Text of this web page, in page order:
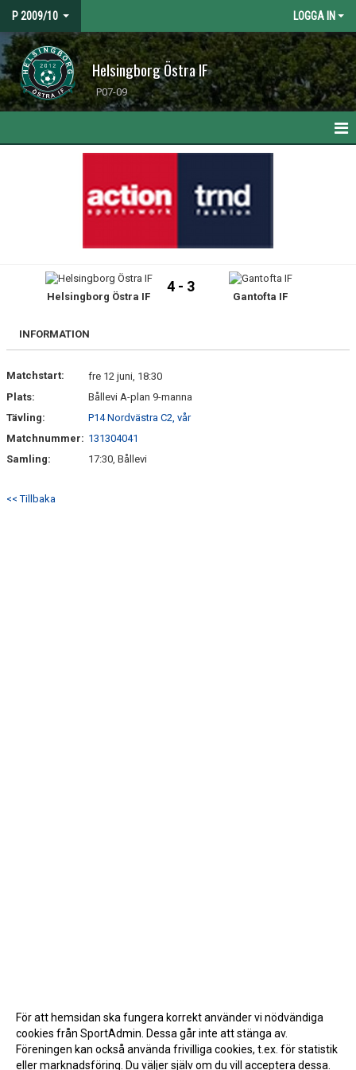
P 2009/10 LOGGA IN
Helsingborg Östra IF
P07-09
TRUPPEN
BILDGALLERI
Helsingborg Östra IF
4 - 3
Gantofta IF
INFORMATION
Matchstart:
fre 12 juni, 18:30
Plats:
Bållevi A-plan 9-manna
Tävling:
P14 Nordvästra C2, vår
Matchnummer: 131304041
Samling:
17:30, Bållevi
<< Tillbaka
För att hemsidan ska fungera korrekt använder vi nödvändiga
cookies från SportAdmin. Dessa går inte att stänga av.
Föreningen kan också använda frivilliga cookies, t.ex. för statistik
eller marknadsföring. Du väljer själv om du vill acceptera dessa.